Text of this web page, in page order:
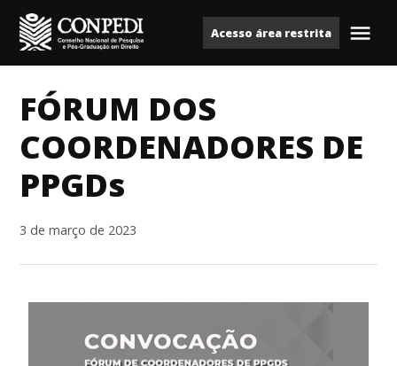
para
o
conteúdo
ConpediAcesso área restrita
FÓRUM DOS
COORDENADORES DE
PPGDs
3 de março de 2023